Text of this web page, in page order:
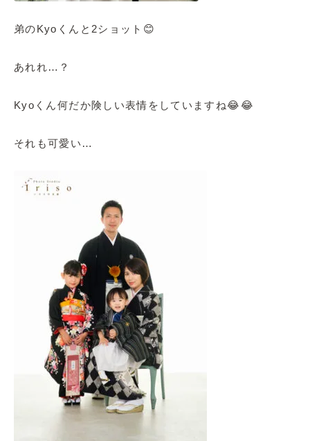
弟のKyoくんと2ショット😊
あれれ…？
Kyoくん何だか険しい表情をしていますね😂😂
それも可愛い…